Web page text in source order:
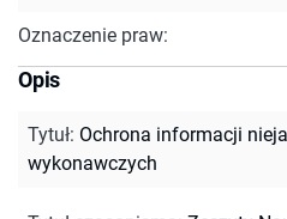
Oznaczenie praw:
Opis
Tytuł: Ochrona informacji
wykonawczych